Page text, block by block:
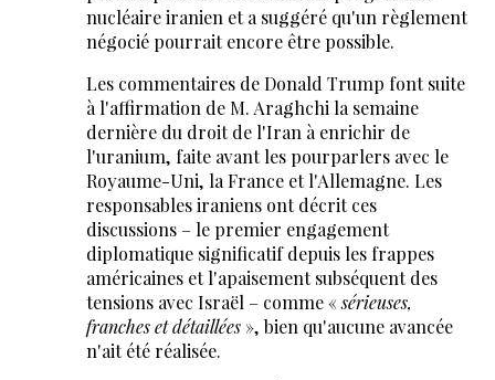
nucléaire iranien et a suggéré qu'un règlement
négocié pourrait encore être possible.
Les commentaires de Donald Trump font suite
à l'affirmation de M. Araghchi la semaine
dernière du droit de l'Iran à enrichir de
l'uranium, faite avant les pourparlers avec le
Royaume-Uni, la France et l'Allemagne. Les
responsables iraniens ont décrit ces
discussions – le premier engagement
diplomatique significatif depuis les frappes
américaines et l'apaisement subséquent des
tensions avec Israël – comme «sérieuses,
franches et détaillées», bien qu'aucune avancée
n'ait été réalisée.